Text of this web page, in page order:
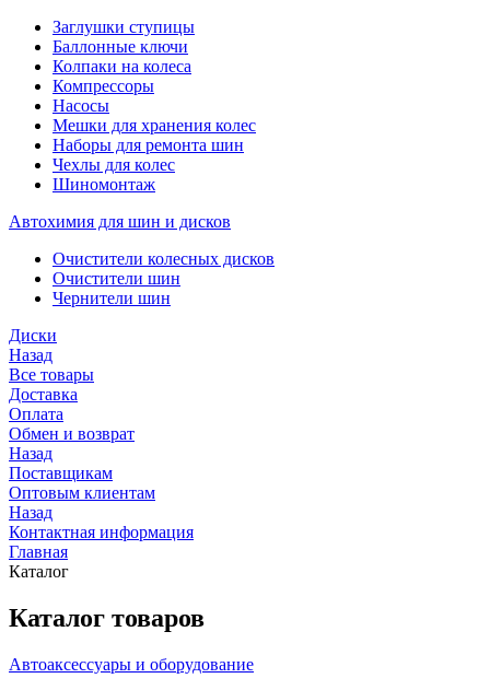
Заглушки ступицы
Баллонные ключи
Колпаки на колеса
Компрессоры
Насосы
Мешки для хранения колес
Наборы для ремонта шин
Чехлы для колес
Шиномонтаж
Автохимия для шин и дисков
Очистители колесных дисков
Очистители шин
Чернители шин
Диски
Назад
Все товары
Доставка
Оплата
Обмен и возврат
Назад
Поставщикам
Оптовым клиентам
Назад
Контактная информация
Главная
Каталог
Каталог товаров
Автоаксессуары и оборудование